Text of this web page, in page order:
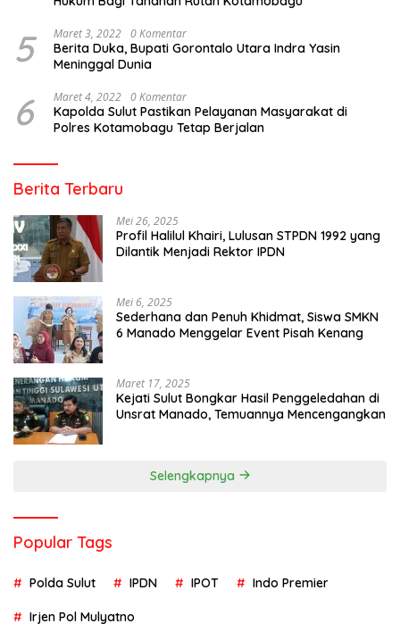
5 Maret 3, 2022 0 Komentar
Berita Duka, Bupati Gorontalo Utara Indra Yasin
Meninggal Dunia
6 Maret 4, 2022 0 Komentar
Kapolda Sulut Pastikan Pelayanan Masyarakat di
Polres Kotamobagu Tetap Berjalan
Berita Terbaru
Mei 26, 2025
Profil Halilul Khairi, Lulusan STPDN 1992 yang
Dilantik Menjadi Rektor IPDN
Mei 6, 2025
Sederhana dan Penuh Khidmat, Siswa SMKN
6 Manado Menggelar Event Pisah Kenang
Maret 17, 2025
Kejati Sulut Bongkar Hasil Penggeledahan di
Unsrat Manado, Temuannya Mencengangkan
Selengkapnya
Popular Tags
Polda Sulut IPDN IPOT Indo Premier
Irjen Pol Mulyatno